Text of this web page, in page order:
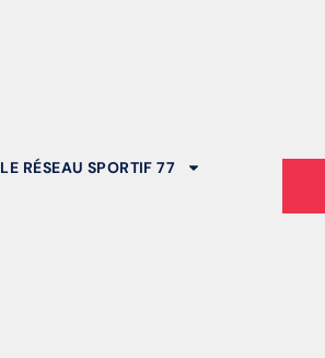
LE RÉSEAU SPORTIF 77